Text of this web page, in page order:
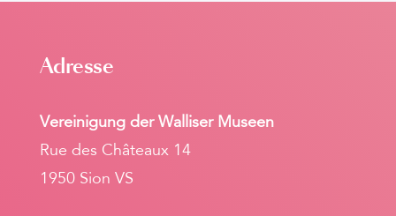
Adresse
Vereinigung der Walliser Museen
Rue des Châteaux 14
1950 Sion VS